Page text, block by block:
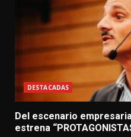
DESTACADAS
Del escenario
estrena